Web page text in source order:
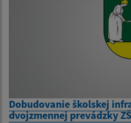
Dobudovanie školskej
dvojzmennej prevádzky